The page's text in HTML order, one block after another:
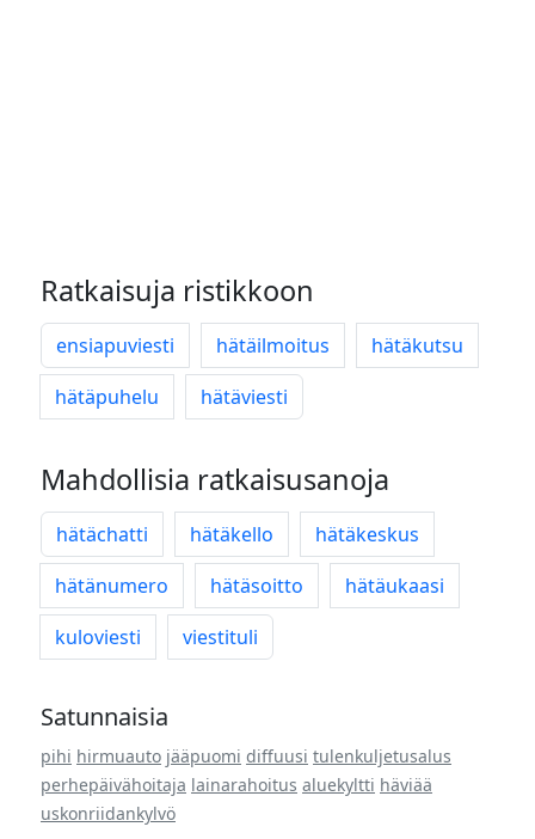
Ratkaisuja ristikkoon
ensiapuviesti hätäilmoitus
hätäkutsu
hätäpuhelu
hätäviesti
Mahdollisia ratkaisusanoja
hätächatti hätäkello
hätäkeskus
hätänumero
hätäsoitto
hätäukaasi
kuloviesti
viestituli
Satunnaisia
pihi hirmuauto jääpuomi diffuusi tulenkuljetusalus
perhepäivähoitaja lainarahoitus aluekyltti häviää
uskonriidankylvö